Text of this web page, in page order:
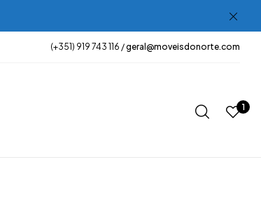
(+351) 919 743 116 /geral@moveisdonorte.com
1